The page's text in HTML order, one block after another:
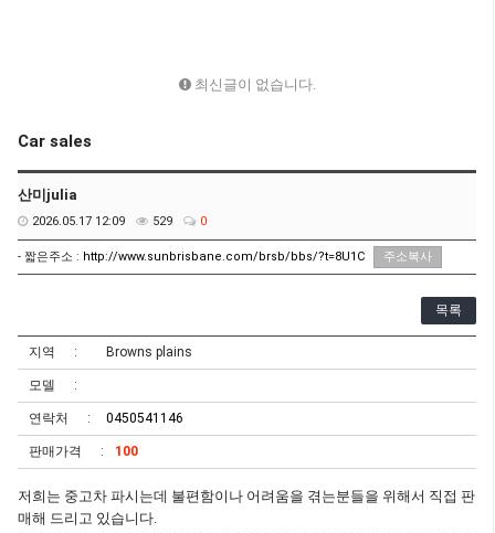
최신글이 없습니다.
Car sales
산미julia
2026.05.17 12:09 529 0
- 짧은주소 : http://www.sunbrisbane.com/brsb/bbs/?t=8U1C 주소복사
목록
지역 Browns plains
모델
연락처 0450541146
판매가격 100
저희는 중고차 파시는데 불편함이나 어려움을 겪는분들을 위해서 직접 판
매해 드리고 있습니다.